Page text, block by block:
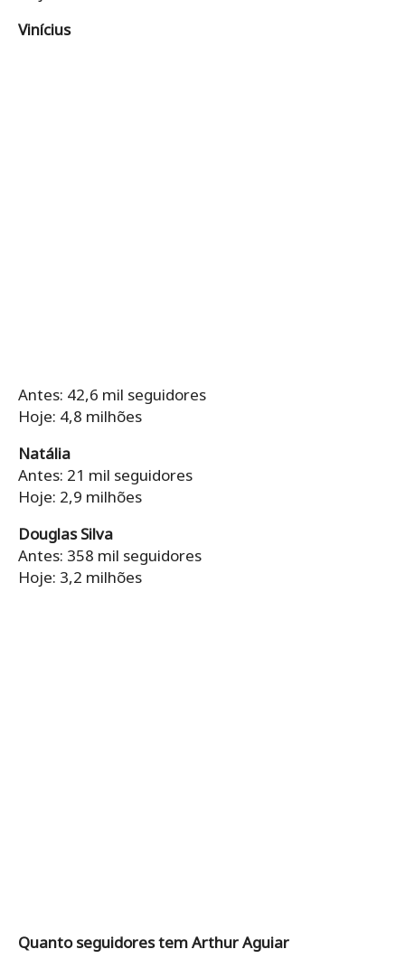
Vinícius
Antes: 42,6 mil seguidores
Hoje: 4,8 milhões
Natália
Antes: 21 mil seguidores
Hoje: 2,9 milhões
Douglas Silva
Antes: 358 mil seguidores
Hoje: 3,2 milhões
Quanto seguidores tem Arthur Aguiar